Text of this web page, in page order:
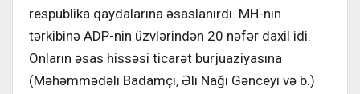
respublika qaydalarına əsaslanırdı. MH-nın
tərkibinə ADP-nin üzvlərindən 20 nəfər daxil idi.
Onların əsas hissəsi ticarət burjuaziyasına
(Məhəmmədəli Badamçı, Əli Nağı Gənceyi və b.)